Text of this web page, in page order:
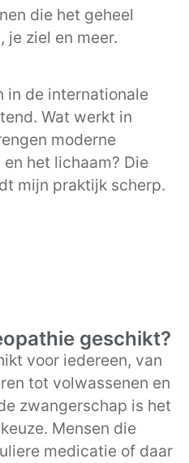
die het geheel
je ziel en meer.
in de internationale
Wat werkt in
moderne
het lichaam? Die
mijn praktijk scherp.
geschikt?
voor iedereen, van
tot volwassenen en
zwangerschap is het
Mensen die
medicatie of daar